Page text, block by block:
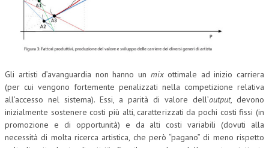
Gli artisti d’avanguardia non hanno un mixottimale ad inizio carriera
(per cui vengono fortemente penalizzati nella competizione relativa
all’accesso nel sistema). Essi, a parità di valore dell’output, devono
inizialmente sostenere costi più alti, caratterizzati da pochi costi fissi (in
promozione e di opportunità) e da alti costi variabili (dovuti alla
necessità di molta ricerca artistica, che però “pagano” di meno rispetto